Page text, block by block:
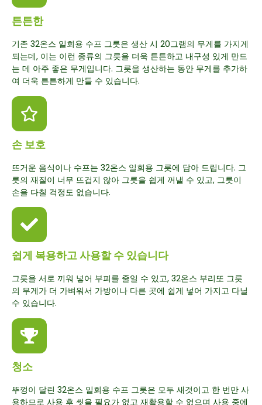
튼튼한
기존 32온스 일회용 수프 그릇은 생산 시 20그램의 무게를 가지게
되는데, 이는 이런 종류의 그릇을 더욱 튼튼하고 내구성 있게 만드
는 데 아주 좋은 무게입니다. 그릇을 생산하는 동안 무게를 추가하
여 더욱 튼튼하게 만들 수 있습니다.
손 보호
뜨거운 음식이나 수프는 32온스 일회용 그릇에 담아 드립니다. 그
릇의 재질이 너무 뜨겁지 않아 그릇을 쉽게 꺼낼 수 있고, 그릇이
손을 다칠 걱정도 없습니다.
쉽게 복용하고 사용할 수 있습니다
그릇을 서로 끼워 넣어 부피를 줄일 수 있고, 32온스 부리또 그릇
의 무게가 더 가벼워서 가방이나 다른 곳에 쉽게 넣어 가지고 다닐
수 있습니다.
청소
뚜껑이 달린 32온스 일회용 수프 그릇은 모두 새것이고 한 번만 사
용하므로 사용 후 씻을 필요가 없고 재활용할 수 없으며 사용 중에